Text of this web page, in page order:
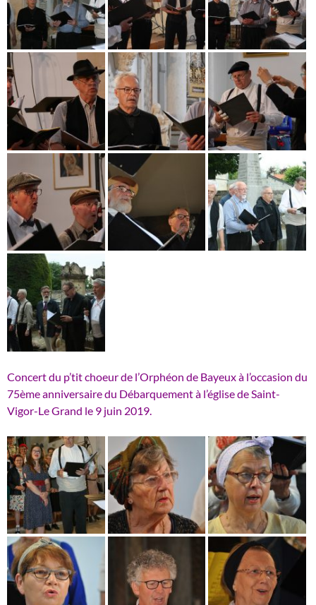
Concert du p’tit choeur de l’Orphéon de Bayeux à l’occasion du
75ème anniversaire du Débarquement à l’église de Saint-
Vigor-Le Grand le 9 juin 2019.